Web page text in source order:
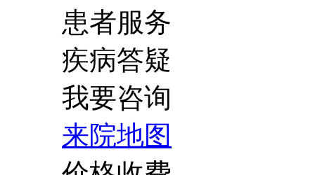
患者服务
疾病答疑
我要咨询
来院地图